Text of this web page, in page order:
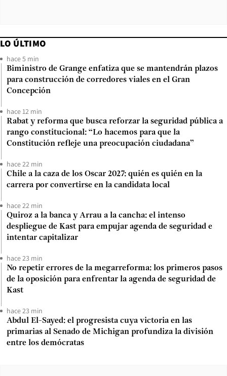
LO ÚLTIMO
hace 5 min
Biministro de Grange enfatiza que se mantendrán plazos
para construcción de corredores viales en el Gran
Concepción
hace 12 min
Rabat y reforma que busca reforzar la seguridad pública a
rango constitucional: “Lo hacemos para que la
Constitución refleje una preocupación ciudadana”
hace 22 min
Chile a la caza de los Oscar 2027: quién es quién en la
carrera por convertirse en la candidata local
hace 22 min
Quiroz a la banca y Arrau a la cancha: el intenso
despliegue de Kast para empujar agenda de seguridad e
intentar capitalizar
hace 23 min
No repetir errores de la megarreforma: los primeros pasos
de la oposición para enfrentar la agenda de seguridad de
Kast
hace 23 min
Abdul El-Sayed: el progresista cuya victoria en las
primarias al Senado de Michigan profundiza la división
entre los demócratas